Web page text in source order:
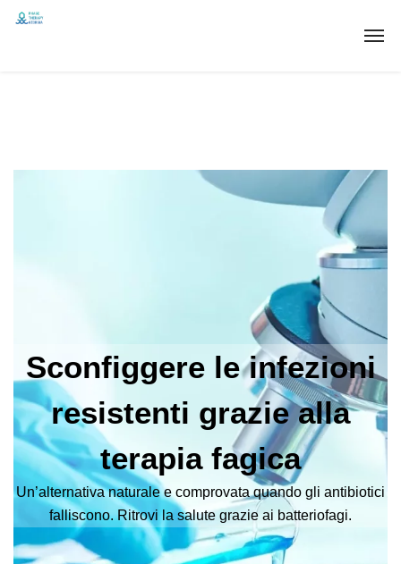
Sconfiggere le infezioni
resistenti grazie alla
terapia fagica
Un’alternativa naturale e comprovata quando gli antibiotici
falliscono. Ritrovi la salute grazie ai batteriofagi.